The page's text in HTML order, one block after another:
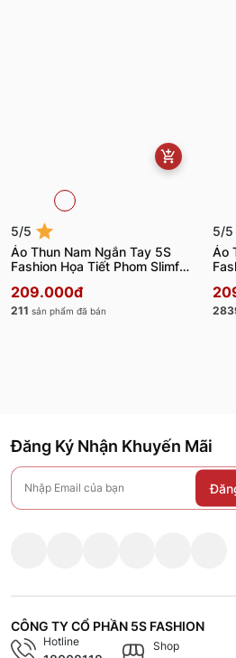
5/5
Áo Thun Nam Ngắn Tay 5S
Fashion Họa Tiết Phom Slimfit
209.000đ
211 sản phẩm đã bán
5/5
Áo
Đăng Ký Nhận Khuyến Mãi
CÔNG TY CỔ PHẦN 5S FASHION
Hotline Shop